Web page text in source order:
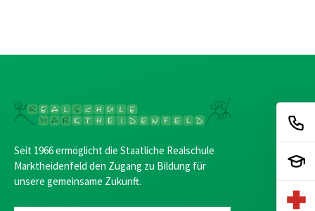
Seit 1966 ermöglicht die Staatliche Realschule
Marktheidenfeld den Zugang zu Bildung für
unsere gemeinsame Zukunft.